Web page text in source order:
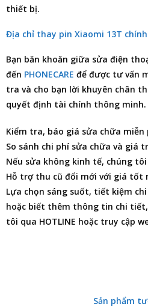
thiết bị.
Địa chỉ thay pin Xiaomi 13T
Bạn băn khoăn giữa sửa điện
đến PHONECARE để được tư vấn
tra và cho bạn lời khuyên chân
quyết định tài chính thông minh.
Kiểm tra, báo giá sửa chữa miễn
So sánh chi phí sửa chữa và giá
Nếu sửa không kinh tế, chúng
Hỗ trợ thu cũ đổi mới với giá tốt
Lựa chọn sáng suốt, tiết kiệm
hoặc biết thêm thông tin chi
tôi qua HOTLINE hoặc truy cập
Sản phẩm